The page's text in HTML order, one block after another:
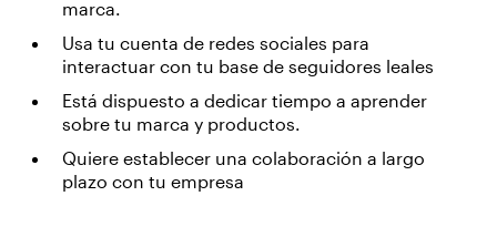
marca.
Usa tu cuenta de redes sociales para
interactuar con tu base de seguidores leales
Está dispuesto a dedicar tiempo a aprender
sobre tu marca y productos.
Quiere establecer una colaboración a largo
plazo con tu empresa